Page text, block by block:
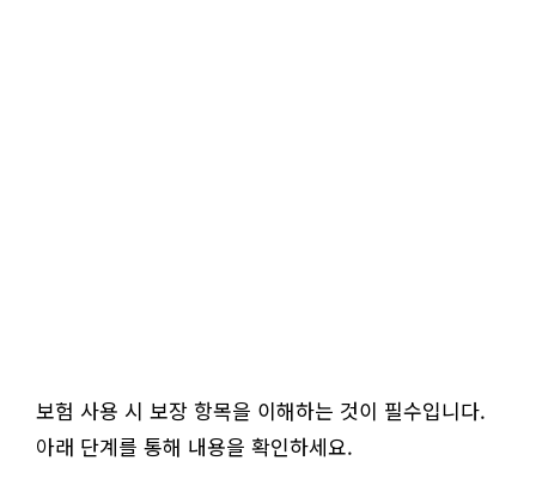
보험 사용 시 보장 항목을 이해하는 것이 필수입니다.
아래 단계를 통해 내용을 확인하세요.